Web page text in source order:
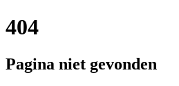
404
Pagina niet gevonden